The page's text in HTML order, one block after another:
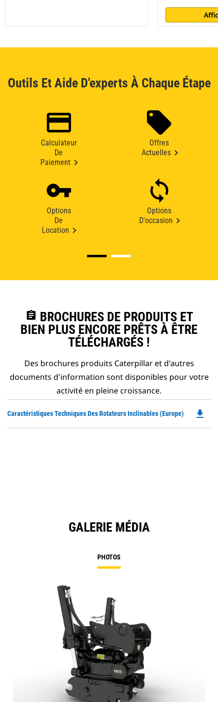
Outils Et Aide D'experts À Chaque Étape
Calculateur
De
Paiement
Offres
Actuelles
Options
De
Location
Options
D'occasion
assignment BROCHURES DE PRODUITS ET
BIEN PLUS ENCORE PRÊTS À ÊTRE
TÉLÉCHARGÉS !
Des brochures produits Caterpillar et d'autres
documents d'information sont disponibles pour votre
activité en pleine croissance.
Caractéristiques Techniques Des Rotateurs Inclinables (Europe) file_download
GALERIE MÉDIA
PHOTOS